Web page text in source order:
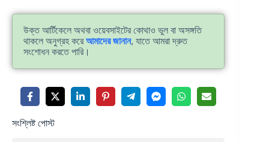
উক্ত আর্টিকেলে অথবা ওয়েবসাইটের কোথাও ভুল বা অসঙ্গতি
থাকলে অনুগ্রহ করেআমাদের জানান, যাতে আমরা দ্রুত
সংশোধন করতে পারি।
সংশ্লিষ্ট পোস্ট